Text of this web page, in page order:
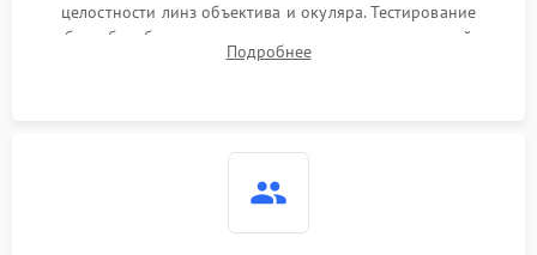
целостности линз объектива и окуляра. Тестирование
работы барабанчиков ввода поправок, кольца отстройки
параллакса и зума. Выявление сколов, внутренних
Подробнее